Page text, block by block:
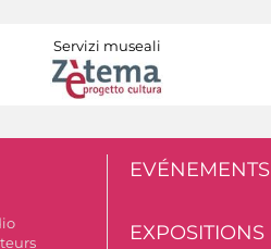
Servizi museali
EVÉNEMENTS
EXPOSITIONS